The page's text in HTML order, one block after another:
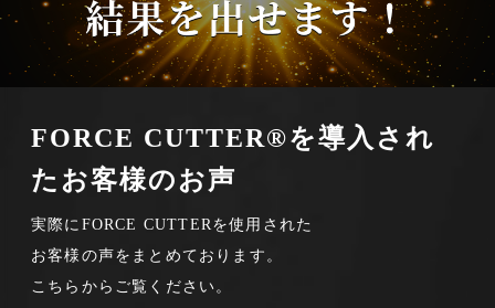
FORCE CUTTER®を導入され
たお客様のお声
実際にFORCE CUTTERを使用された
お客様の声をまとめております。
こちらからご覧ください。